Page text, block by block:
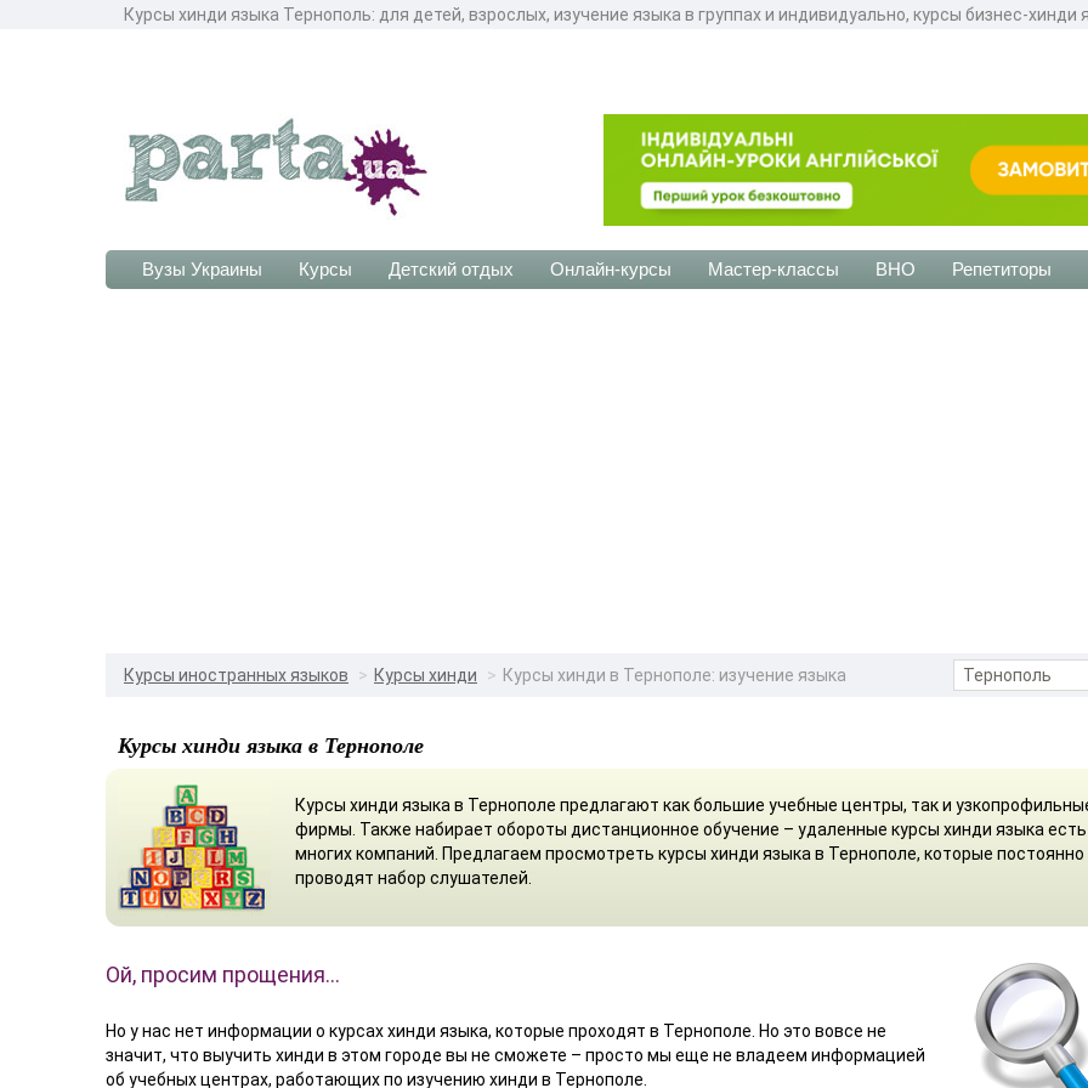
Курсы хинди языка Тернополь: для детей, взрослых, изучение языка в группах и индивидуально, курсы бизнес-хинди
Вузы Украины Курсы Детский отдых Онлайн-курсы Мастер-классы ВНО Репетиторы
Курсы иностранных языков Курсы хинди Курсы хинди в Тернополе: изучение языка
Курсы хинди языка в Тернополе
Курсы хинди языка в Тернополе предлагают как большие учебные центры, так и
фирмы. Также набирает обороты дистанционное обучение – удаленные курсы хинди языка есть
многих компаний. Предлагаем просмотреть курсы хинди языка в Тернополе, которые постоянно
проводят набор слушателей.
Ой, просим прощения…
Но у нас нет информации о курсах хинди языка, которые проходят в Тернополе. Но это вовсе не
значит, что выучить хинди в этом городе вы не сможете – просто мы еще не владеем информацией
об учебных центрах, работающих по изучению хинди в Тернополе.